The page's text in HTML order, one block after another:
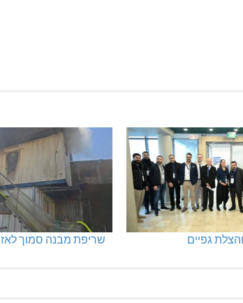
מחיר מטרה במעלות: החל מ-728,000
תרשיחא: פצוע מירי